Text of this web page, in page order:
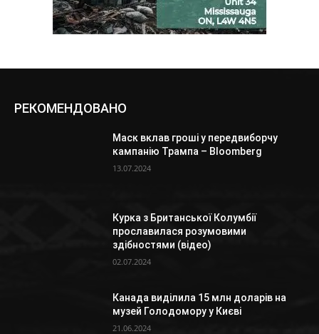
РЕКОМЕНДОВАНО
Маск вклав гроші у передвиборчу
кампанію Трампа – Bloomberg
13.07.2024
Курка з Британської Колумбії
прославилася розумовими
здібностями (відео)
02.07.2024
Канада виділила 15 млн доларів на
музей Голодомору у Києві
21.06.2024